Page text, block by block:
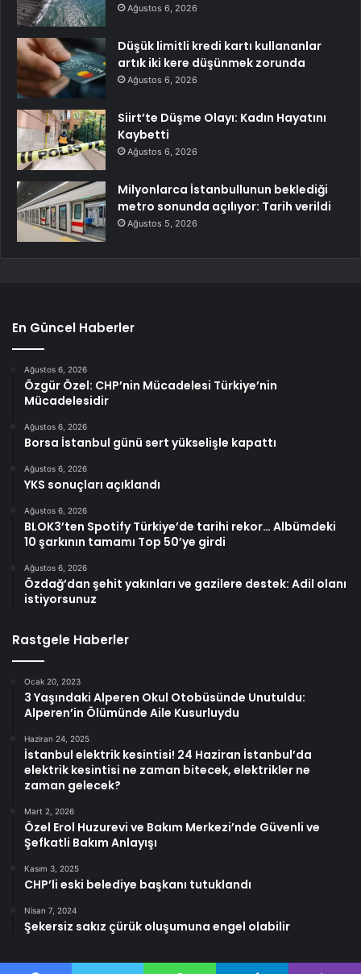
Ağustos 6, 2026
Düşük limitli kredi kartı kullananlar
artık iki kere düşünmek zorunda
Ağustos 6, 2026
Siirt’te Düşme Olayı: Kadın Hayatını
Kaybetti
Ağustos 6, 2026
Milyonlarca İstanbullunun beklediği
metro sonunda açılıyor: Tarih verildi
Ağustos 5, 2026
En Güncel Haberler
Ağustos 6, 2026
Özgür Özel: CHP’nin Mücadelesi Türkiye’nin
Mücadelesidir
Ağustos 6, 2026
Borsa İstanbul günü sert yükselişle kapattı
Ağustos 6, 2026
YKS sonuçları açıklandı
Ağustos 6, 2026
BLOK3’ten Spotify Türkiye’de tarihi rekor… Albümdeki
10 şarkının tamamı Top 50’ye girdi
Ağustos 6, 2026
Özdağ’dan şehit yakınları ve gazilere destek: Adil olanı
istiyorsunuz
Rastgele Haberler
Ocak 20, 2023
3 Yaşındaki Alperen Okul Otobüsünde Unutuldu:
Alperen’in Ölümünde Aile Kusurluydu
Haziran 24, 2025
İstanbul elektrik kesintisi! 24 Haziran İstanbul’da
elektrik kesintisi ne zaman bitecek, elektrikler ne
zaman gelecek?
Mart 2, 2026
Özel Erol Huzurevi ve Bakım Merkezi’nde Güvenli ve
Şefkatli Bakım Anlayışı
Kasım 3, 2025
CHP’li eski belediye başkanı tutuklandı
Nisan 7, 2024
Şekersiz sakız çürük oluşumuna engel olabilir